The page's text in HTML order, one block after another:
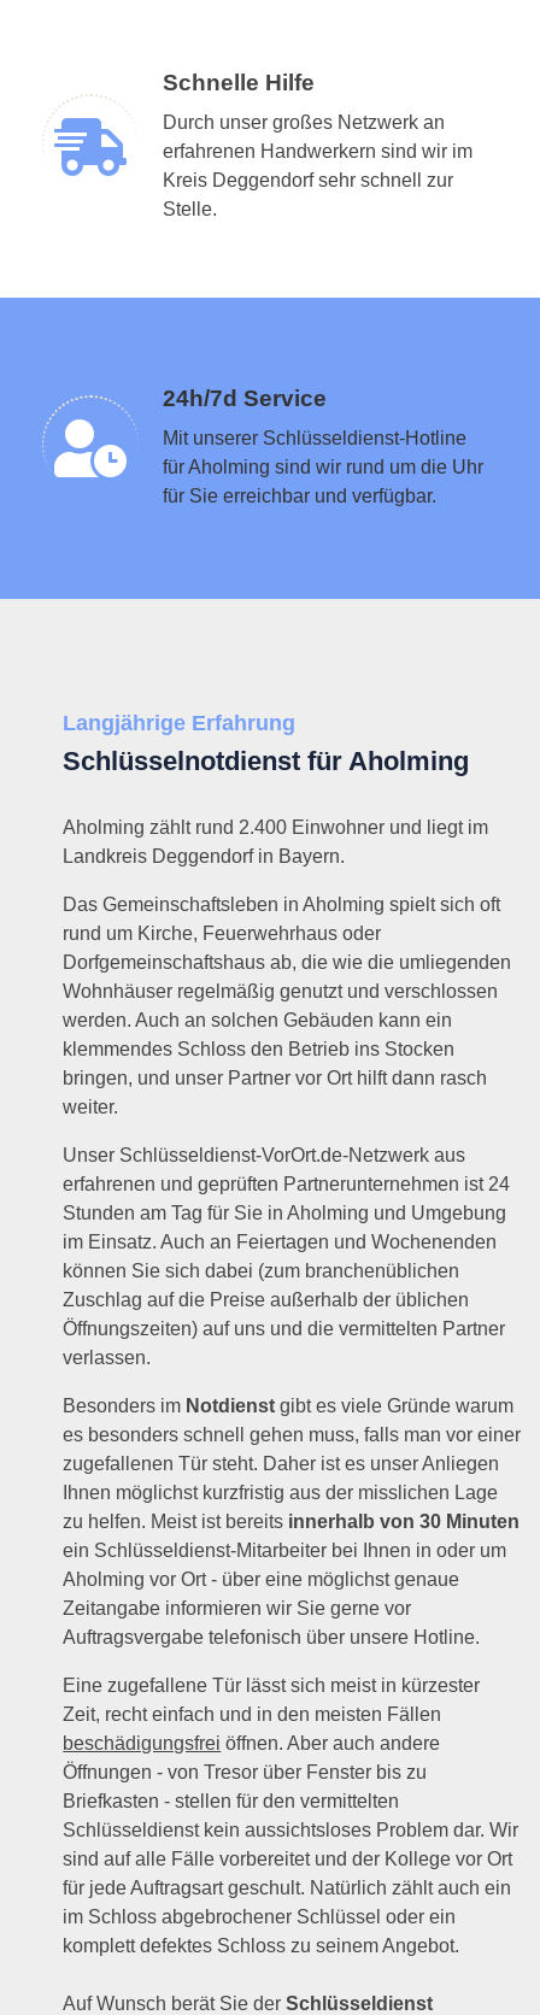
Schnelle Hilfe
Durch unser großes Netzwerk an
erfahrenen Handwerkern sind wir im
Kreis Deggendorf sehr schnell zur
Stelle.
24h/7d Service
Mit unserer Schlüsseldienst-Hotline
für Aholming sind wir rund um die Uhr
für Sie erreichbar und verfügbar.
Schlüsseldienst in der Nähe vermitteln
Langjährige Erfahrung
Schlüsselnotdienst für Aholming
Aholming zählt rund 2.400 Einwohner und liegt im
Landkreis Deggendorf in Bayern.
Das Gemeinschaftsleben in Aholming spielt sich oft
rund um Kirche, Feuerwehrhaus oder
Dorfgemeinschaftshaus ab, die wie die umliegenden
Wohnhäuser regelmäßig genutzt und verschlossen
werden. Auch an solchen Gebäuden kann ein
klemmendes Schloss den Betrieb ins Stocken
bringen, und unser Partner vor Ort hilft dann rasch
weiter.
Unser Schlüsseldienst-VorOrt.de-Netzwerk aus
erfahrenen und geprüften Partnerunternehmen ist 24
Stunden am Tag für Sie in Aholming und Umgebung
im Einsatz. Auch an Feiertagen und Wochenenden
können Sie sich dabei (zum branchenüblichen
Zuschlag auf die Preise außerhalb der üblichen
Öffnungszeiten) auf uns und die vermittelten Partner
verlassen.
Besonders im Notdienst gibt es viele Gründe warum
es besonders schnell gehen muss, falls man vor einer
zugefallenen Tür steht. Daher ist es unser Anliegen
Ihnen möglichst kurzfristig aus der misslichen Lage
zu helfen. Meist ist bereits innerhalb von 30 Minuten
ein Schlüsseldienst-Mitarbeiter bei Ihnen in oder um
Aholming vor Ort - über eine möglichst genaue
Zeitangabe informieren wir Sie gerne vor
Auftragsvergabe telefonisch über unsere Hotline.
Eine zugefallene Tür lässt sich meist in kürzester
Zeit, recht einfach und in den meisten Fällen
beschädigungsfrei öffnen. Aber auch andere
Öffnungen - von Tresor über Fenster bis zu
Briefkasten - stellen für den vermittelten
Schlüsseldienst kein aussichtsloses Problem dar. Wir
sind auf alle Fälle vorbereitet und der Kollege vor Ort
für jede Auftragsart geschult. Natürlich zählt auch ein
im Schloss abgebrochener Schlüssel oder ein
komplett defektes Schloss zu seinem Angebot.
Auf Wunsch berät Sie derSchlüsseldienst